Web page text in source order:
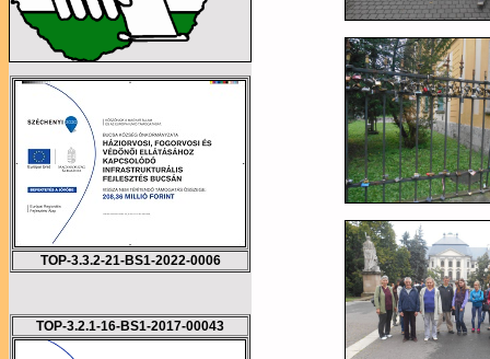
TOP-3.3.2-21-BS1-2022-0006
TOP-3.2.1-16-BS1-2017-00043